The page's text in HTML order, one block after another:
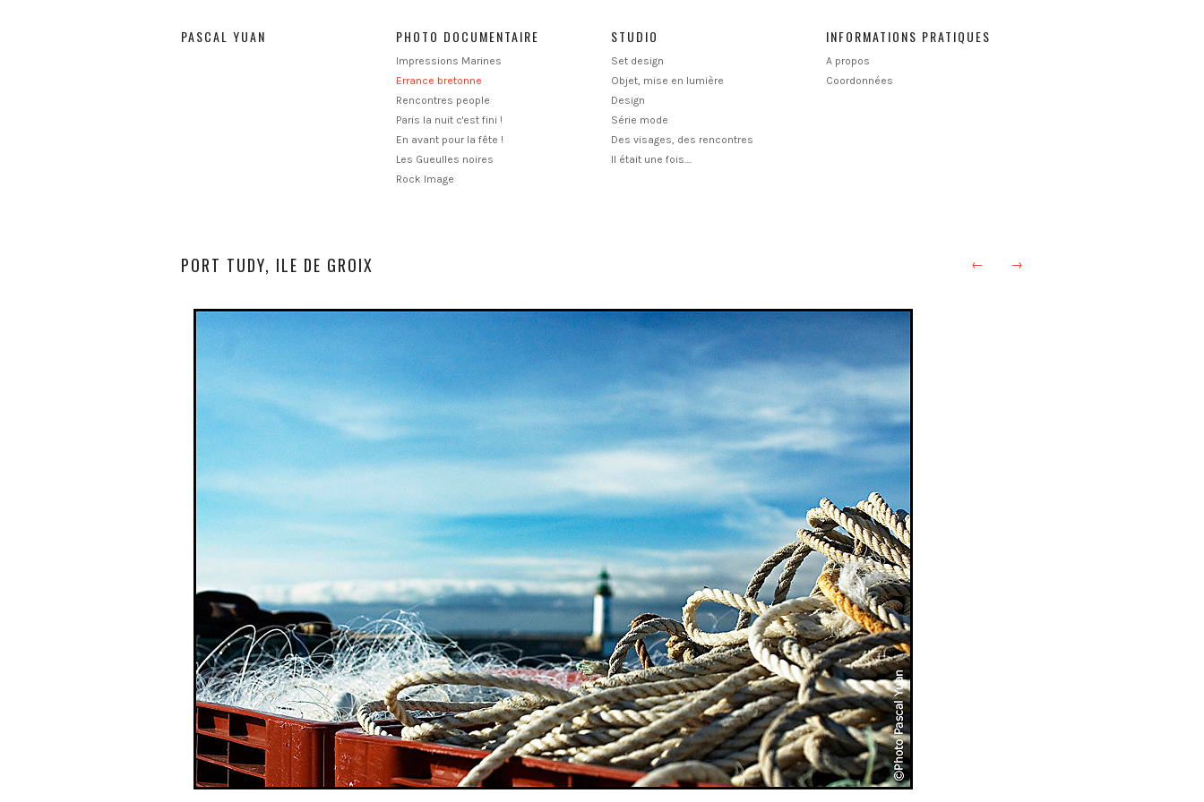
PASCAL YUAN PHOTO DOCUMENTAIRE
Impressions Marines
Errance bretonne
Rencontres people
Paris la nuit c'est fini !
En avant pour la fête !
Les Gueulles noires
Rock Image
STUDIO
Set design
Objet, mise en lumière
Design
Série mode
Des visages, des rencontres
Il était une fois....
INFORMATIONS PRATIQUES
A propos
Coordonnées
PORT TUDY, ILE DE GROIX ← →